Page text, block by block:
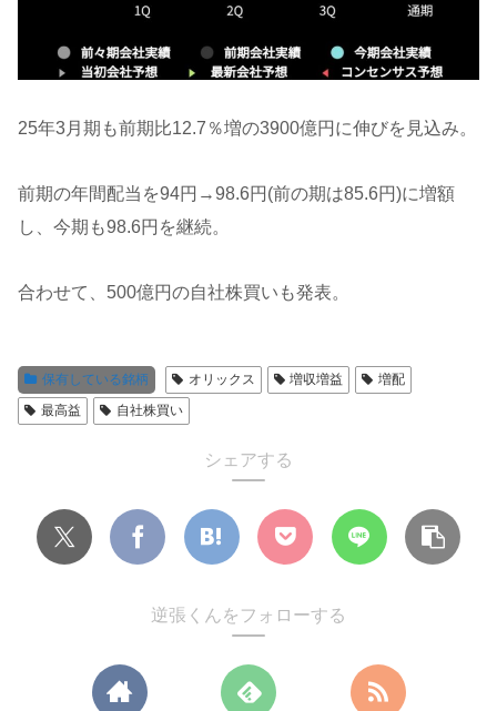
25年3月期も前期比12.7％増の3900億円に伸びを見込み。
前期の年間配当を94円→98.6円(前の期は85.6円)に増額
し、今期も98.6円を継続。
合わせて、500億円の自社株買いも発表。
保有している銘柄 オリックス 増収増益
増配
最高益
自社株買い
シェアする
逆張くんをフォローする